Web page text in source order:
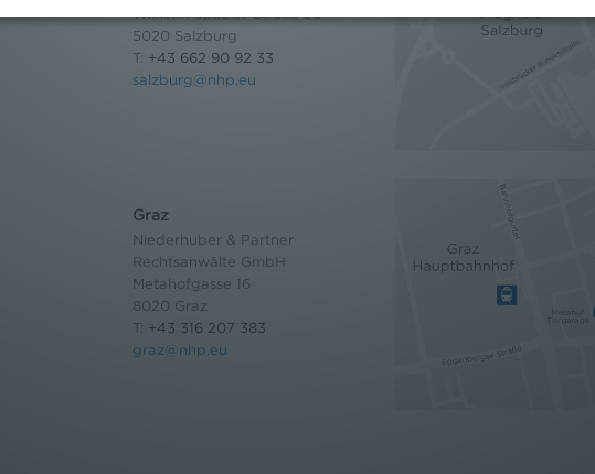
Wilhelm-Spazier-Straße 2a
5020 Salzburg
T: +43 662 90 92 33
salzburg@nhp.eu
Graz
Niederhuber & Partner
Rechtsanwälte GmbH
Metahofgasse 16
8020 Graz
T: +43 316 207 383
graz@nhp.eu